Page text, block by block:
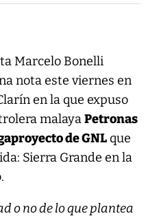
Marcelo Bonelli
nota este viernes en
en la que expuso
malayaPetronas
de GNLque
Sierra Grande en la
o no de lo que plantea